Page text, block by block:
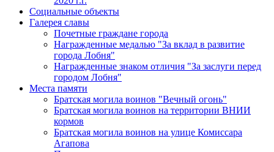
Социальные объекты
Галерея славы
Почетные граждане города
Награжденные медалью "За вклад в развитие
города Лобня"
Награжденные знаком отличия "За заслуги перед
городом Лобня"
Места памяти
Братская могила воинов "Вечный огонь"
Братская могила воинов на территории ВНИИ
кормов
Братская могила воинов на улице Комиссара
Агапова